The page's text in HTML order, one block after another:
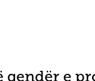
qendër e